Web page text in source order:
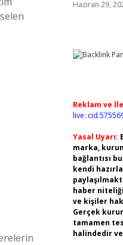
Haziran 29,
Reklam ve
Yasal Uyarı:
marka,
bağlantısı
kendi
haber
ve kişiler
Gerçek
tamamen
halindedir